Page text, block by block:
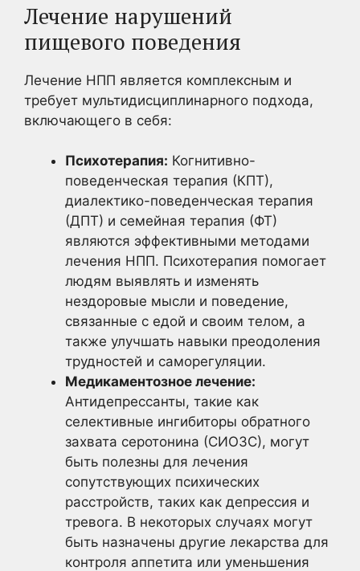
Лечение нарушений
пищевого поведения
Лечение НПП является комплексным и
требует мультидисциплинарного подхода,
включающего в себя:
Психотерапия: Когнитивно-
поведенческая терапия (КПТ),
диалектико-поведенческая терапия
(ДПТ) и семейная терапия (ФТ)
являются эффективными методами
лечения НПП. Психотерапия помогает
людям выявлять и изменять
нездоровые мысли и поведение,
связанные с едой и своим телом, а
также улучшать навыки преодоления
трудностей и саморегуляции.
Медикаментозное лечение:
Антидепрессанты, такие как
селективные ингибиторы обратного
захвата серотонина (СИОЗС), могут
быть полезны для лечения
сопутствующих психических
расстройств, таких как депрессия и
тревога. В некоторых случаях могут
быть назначены другие лекарства для
контроля аппетита или уменьшения